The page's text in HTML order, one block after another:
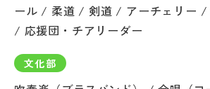
ール / 柔道 / 剣道 / アーチェリー
/ 応援団・チアリーダー
文化部